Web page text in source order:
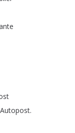
Autopost.